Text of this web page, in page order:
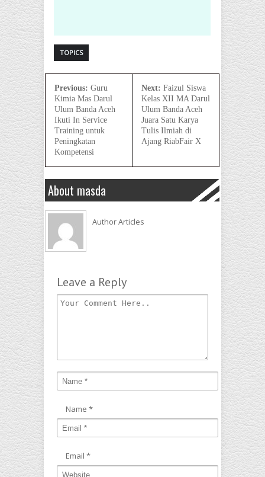
TOPICS
Previous: Guru
Kimia Mas Darul
Ulum Banda Aceh
Ikuti In Service
Training untuk
Peningkatan
Kompetensi
Next: Faizul Siswa
Kelas XII MA Darul
Ulum Banda Aceh
Juara Satu Karya
Tulis Ilmiah di
Ajang RiabFair X
About masda
Author Articles
Leave a Reply
Name *
Email *